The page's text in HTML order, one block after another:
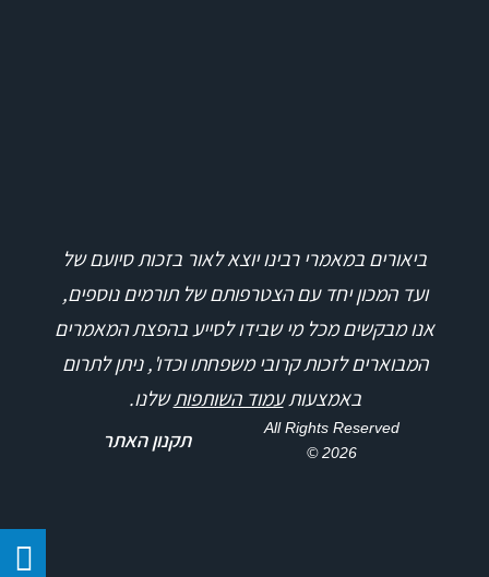
ביאורים במאמרי רבינו יוצא לאור בזכות סיועם של
ועד המכון יחד עם הצטרפותם של תורמים נוספים,
אנו מבקשים מכל מי שבידו לסייע בהפצת המאמרים
המבוארים לזכות קרובי משפחתו וכדו', ניתן לתרום
באמצעותעמוד השותפותשלנו.
All Rights Reserved
2026 ©
תקנון האתר